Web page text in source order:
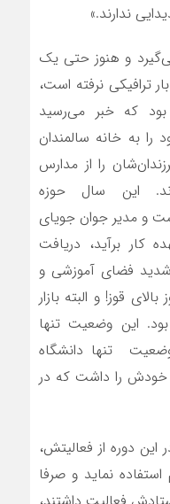
ندارند.»
و هنوز حتی یک
ترافیکی نرفته است،
که خبر می‌رسید
را به خانه سالمندان
را از مدارس
این سال حوزه
و مدیر جوان جویای
کار برآید، دریافت
فضای آموزشی و
قوز! و البته بازار
این وضعیت تنها
تنها دانشگاه
را داشت که در
این دوره از فعالیتش،
نماید و صرفا